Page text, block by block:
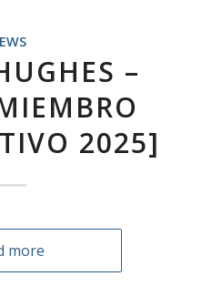
–
2025]
more